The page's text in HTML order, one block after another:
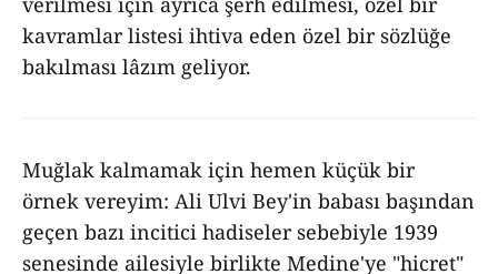
kavramlar listesi ihtiva eden özel bir sözlüğe
bakılması lâzım geliyor.
Muğlak kalmamak için hemen küçük bir
örnek vereyim: Ali Ulvi Bey'in babası başından
geçen bazı incitici hadiseler sebebiyle 1939
senesinde ailesiyle birlikte Medine'ye "hicret"